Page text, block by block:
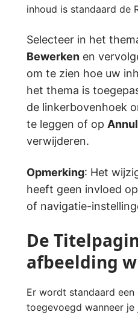
inhoud is standaard de
Selecteer in het
Bewerken en
om te zien hoe uw
het thema is
de linkerbovenhoek
te leggen of op
verwijderen.
Opmerking: Het
heeft geen invloed
of navigatie-
De
afbeelding
Er wordt standaard
toegevoegd wanneer